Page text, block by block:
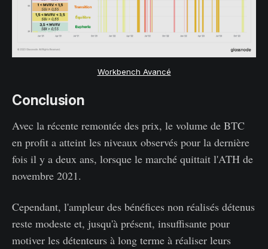
Workbench Avancé
Conclusion
Avec la récente remontée des prix, le volume de BTC
en profit a atteint les niveaux observés pour la dernière
fois il y a deux ans, lorsque le marché quittait l'ATH de
novembre 2021.
Cependant, l'ampleur des bénéfices non réalisés détenus
reste modeste et, jusqu'à présent, insuffisante pour
motiver les détenteurs à long terme à réaliser leurs